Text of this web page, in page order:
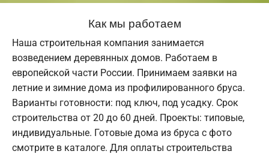
Как мы работаем
Наша строительная компания занимается
возведением деревянных домов. Работаем в
европейской части России. Принимаем заявки на
летние и зимние дома из профилированного бруса.
Варианты готовности: под ключ, под усадку. Срок
строительства от 20 до 60 дней. Проекты: типовые,
индивидуальные. Готовые дома из бруса с фото
смотрите в каталоге. Для оплаты строительства